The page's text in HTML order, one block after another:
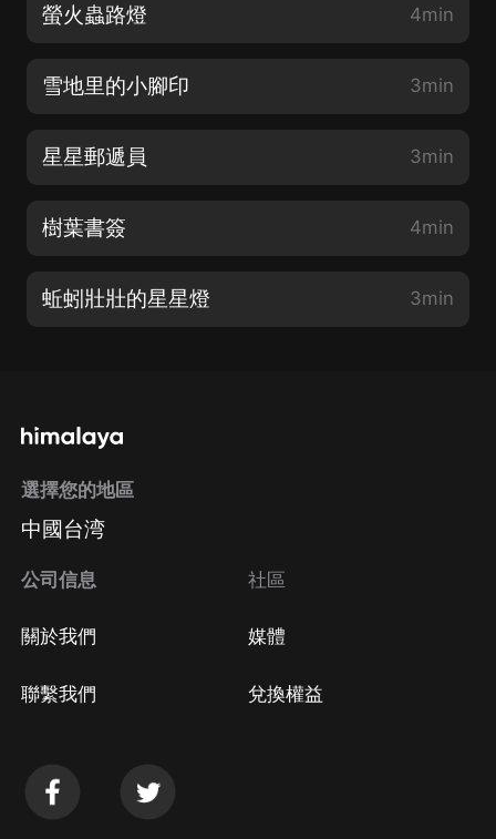
螢火蟲路燈 4min
雪地里的小腳印 3min
星星郵遞員 3min
樹葉書簽 4min
蚯蚓壯壯的星星燈 3min
選擇您的地區
中國台湾
公司信息
關於我們
聯繫我們
社區
媒體
兌換權益